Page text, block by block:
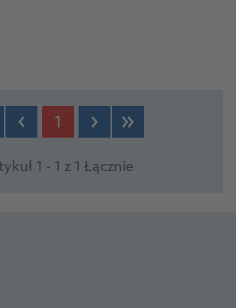
1
1 - 1 z 1 Łącznie